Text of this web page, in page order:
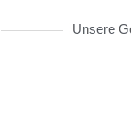
Unse­re